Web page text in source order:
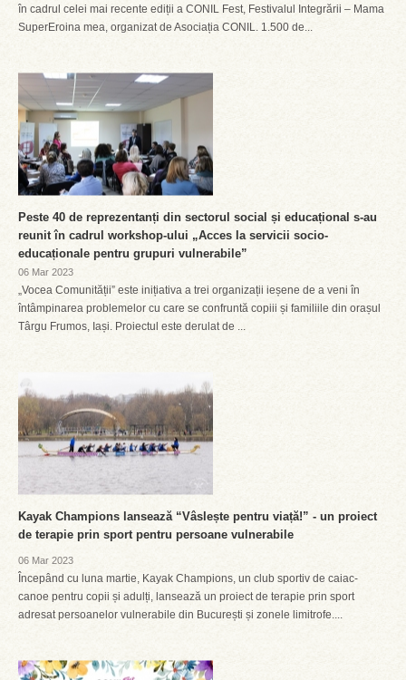
în cadrul celei mai recente ediții a CONIL Fest, Festivalul Integrării – Mama
SuperEroina mea, organizat de Asociația CONIL. 1.500 de...
Peste 40 de reprezentanți din sectorul social și educațional s-au
reunit în cadrul workshop-ului „Acces la servicii socio-
educaționale pentru grupuri vulnerabile”
06 Mar 2023
„Vocea Comunității” este inițiativa a trei organizații ieșene de a veni în
întâmpinarea problemelor cu care se confruntă copiii și familiile din orașul
Târgu Frumos, Iași. Proiectul este derulat de ...
Kayak Champions lansează “Vâslește pentru viață!” - un proiect
de terapie prin sport pentru persoane vulnerabile
06 Mar 2023
Începând cu luna martie, Kayak Champions, un club sportiv de caiac-
canoe pentru copii și adulți, lansează un proiect de terapie prin sport
adresat persoanelor vulnerabile din București și zonele limitrofe....